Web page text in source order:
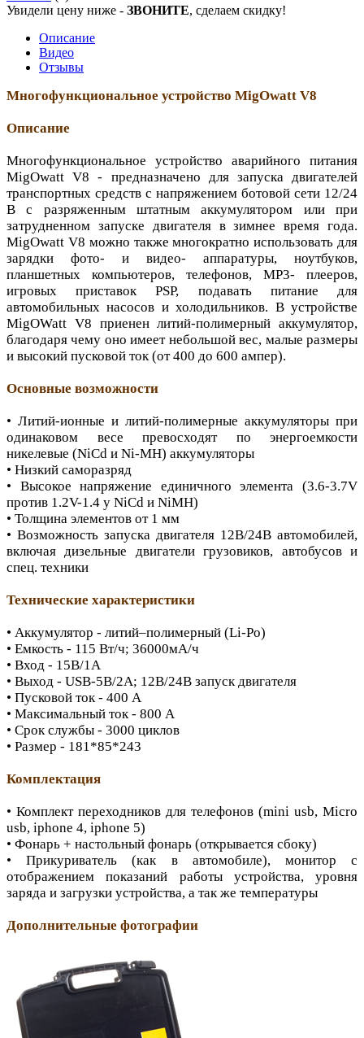
Увидели цену ниже - ЗВОНИТЕ, сделаем скидку!
Описание
Видео
Отзывы
Многофункциональное устройство MigOwatt V8
Описание
Многофункциональное устройство аварийного питания
MigOwatt V8 - предназначено для запуска двигателей
транспортных средств с напряжением ботовой сети 12/24
В с разряженным штатным аккумулятором или при
затрудненном запуске двигателя в зимнее время года.
MigOwatt V8 можно также многократно использовать для
зарядки фото- и видео- аппаратуры, ноутбуков,
планшетных компьютеров, телефонов, MP3- плееров,
игровых приставок PSP, подавать питание для
автомобильных насосов и холодильников. В устройстве
MigOWatt V8 приенен литий-полимерный аккумулятор,
благодаря чему оно имеет небольшой вес, малые размеры
и высокий пусковой ток (от 400 до 600 ампер).
Основные возможности
• Литий-ионные и литий-полимерные аккумуляторы при
одинаковом весе превосходят по энергоемкости
никелевые (NiCd и Ni-MH) аккумуляторы
• Низкий саморазряд
• Высокое напряжение единичного элемента (3.6-3.7V
против 1.2V-1.4 у NiCd и NiMH)
• Толщина элементов от 1 мм
• Возможность запуска двигателя 12В/24В автомобилей,
включая дизельные двигатели грузовиков, автобусов и
спец. техники
Технические характеристики
• Аккумулятор - литий–полимерный (Li-Po)
• Емкость - 115 Вт/ч; 36000мА/ч
• Вход - 15В/1А
• Выход - USB-5B/2А; 12В/24В запуск двигателя
• Пусковой ток - 400 А
• Максимальный ток - 800 А
• Срок службы - 3000 циклов
• Размер - 181*85*243
Комплектация
• Комплект переходников для телефонов (mini usb, Micro
usb, iphone 4, iphone 5)
• Фонарь + настольный фонарь (открывается сбоку)
• Прикуриватель (как в автомобиле), монитор с
отображением показаний работы устройства, уровня
заряда и загрузки устройства, а так же температуры
Дополнительные фотографии